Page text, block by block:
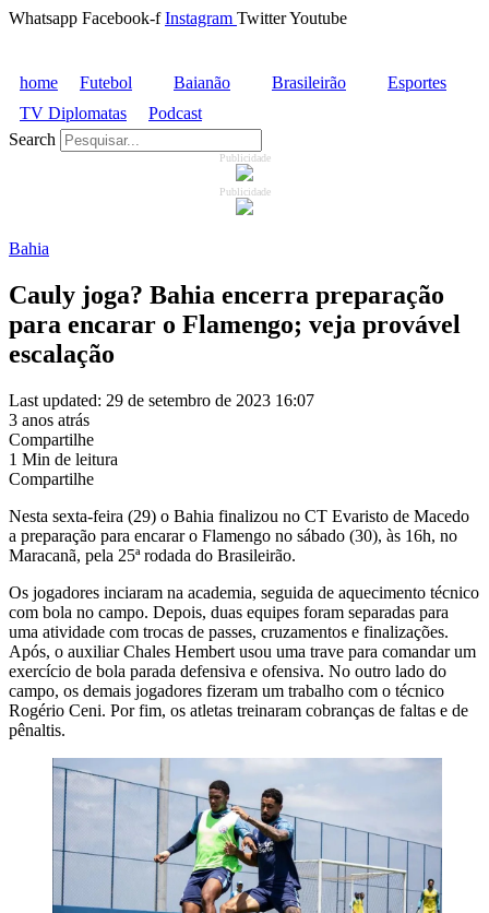
Whatsapp Facebook-f Instagram TwitterYoutube
home Futebol Baianão Brasileirão
Esportes
TV Diplomatas
Podcast
Search
Publicidade
Publicidade
Bahia
Cauly joga? Bahia encerra preparação
para encarar o Flamengo; veja provável
escalação
Last updated: 29 de setembro de 2023 16:07
3 anos atrás
Compartilhe
1 Min de leitura
Compartilhe
Nesta sexta-feira (29) o Bahia finalizou no CT Evaristo de Macedo
a preparação para encarar o Flamengo no sábado (30), às 16h, no
Maracanã, pela 25ª rodada do Brasileirão.
Os jogadores inciaram na academia, seguida de aquecimento técnico
com bola no campo. Depois, duas equipes foram separadas para
uma atividade com trocas de passes, cruzamentos e finalizações.
Após, o auxiliar Chales Hembert usou uma trave para comandar um
exercício de bola parada defensiva e ofensiva. No outro lado do
campo, os demais jogadores fizeram um trabalho com o técnico
Rogério Ceni. Por fim, os atletas treinaram cobranças de faltas e de
pênaltis.